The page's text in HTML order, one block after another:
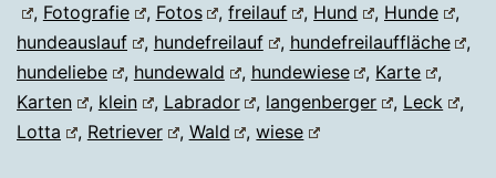
, Fotografie , Fotos ,freilauf , Hund , Hunde
,
hundeauslauf
, hundefreilauf , hundefreilauffläche
,
hundeliebe
, hundewald , hundewiese , Karte
,
Karten
, klein , Labrador , langenberger , Leck
,
Lotta
, Retriever , Wald ,wiese